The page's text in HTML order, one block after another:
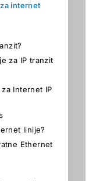
internet
za IP tranzit
Internet IP
linije?
Ethernet